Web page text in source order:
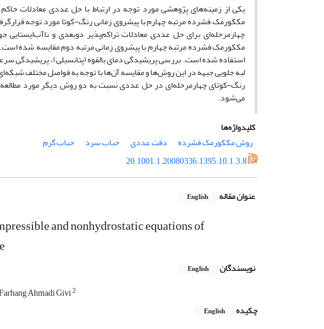
یکی از زمینه‌های پژوهشی مورد توجه در ارتباط با حل عددی
مککورمک فشرده مرتبه چهارم با پیشروی زمانی رنگ-کوتا مورد توجه
چهارمرحله‌ای برای حل عددی معادلات تراکم‌پذیر دوبعدی و
مککورمک فشرده مرتبه چهارم با پیشروی زمانی مرتبه دوم مقایسه شده
استفاده شده است. بررسی پریشیدگی دمای بالقوه (پتانسیلی)، پریشیدگی
لبه جلویی جبهه در این روش‌ها و مقایسه آن‌ها با توجه به فواصل مختلف
رنگ-کوتای چهارمرحله‌ای در حل عددی نسبت به دو روش دیگر مورد مطالعه
می‌شود.
کلیدواژه‌ها
روش مککورمک فشرده
دقت عددی حباب سرد
حباب گرم
20.1001.1.20080336.1395.10.1.3.8
عنوان مقاله English
and nonhydrostatic equations of
نویسندگان English
Ahmadi Givi2
چکیده English